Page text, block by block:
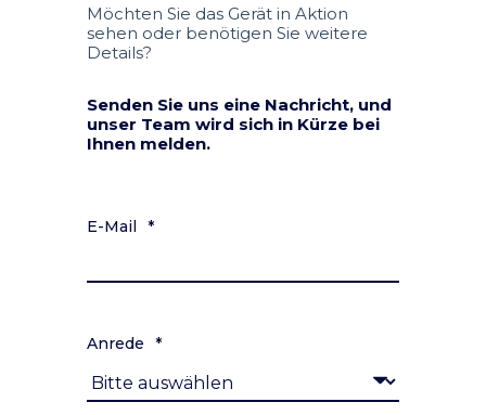
Möchten Sie das Gerät in Aktion
sehen oder benötigen Sie weitere
Details?
Senden Sie uns eine Nachricht, und
unser Team wird sich in Kürze bei
Ihnen melden.
E-Mail *
Anrede *